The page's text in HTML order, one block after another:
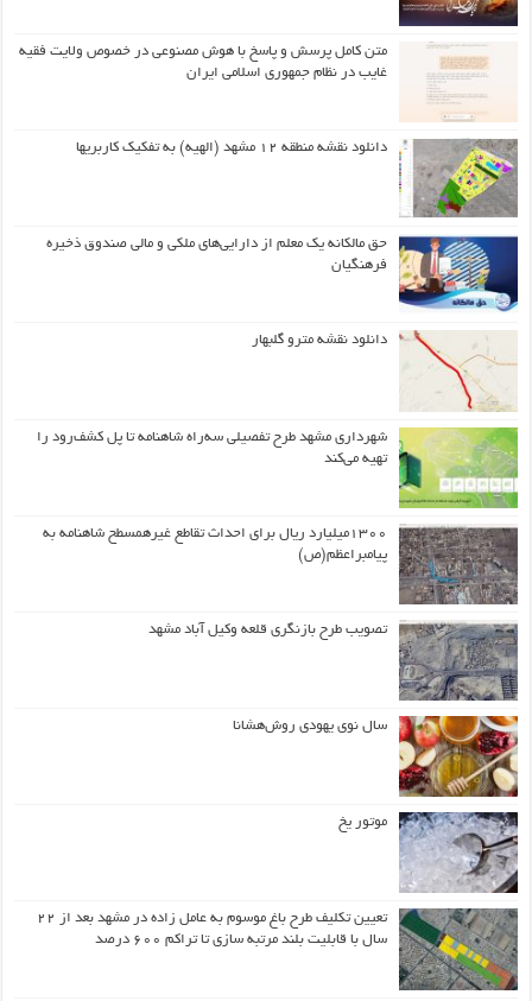
متن کامل پرسش و پاسخ با هوش مصنوعی در خصوص ولایت فقیه
غایب در نظام جمهوری اسلامی ایران
دانلود نقشه منطقه ۱۲ مشهد (الهیه) به تفکیک کاربریها
حق مالکانه یک معلم از دارایی‌های ملکی و مالی صندوق ذخیره
فرهنگیان
دانلود نقشه مترو گلبهار
شهرداری مشهد طرح تفصیلی سه‌راه شاهنامه تا پل کشف‌رود را
تهیه می‌کند
۱۳۰۰میلیارد ریال برای احداث تقاطع غیرهمسطح شاهنامه به
پیامبراعظم(ص)
تصویب طرح بازنگری قلعه وکیل آباد مشهد
سال نوی یهودی روش‌هشانا
موتور یخ
تعیین تکلیف طرح باغ موسوم به عامل زاده در مشهد بعد از ۲۲
سال با قابلیت بلند مرتبه سازی تا تراکم ۶۰۰ درصد